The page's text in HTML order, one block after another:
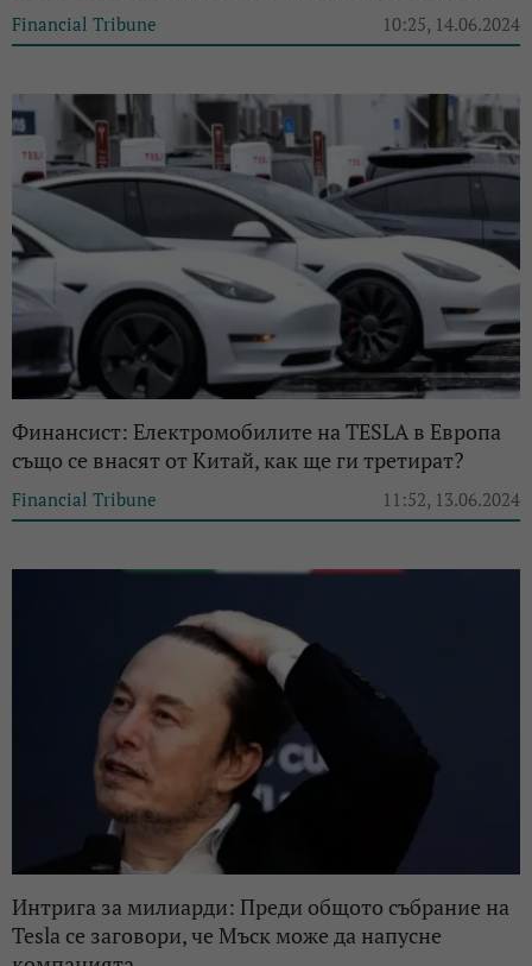
Financial Tribune 10:25, 14.06.2024
Финансист: Електромобилите на TESLA в Европа
също се внасят от Китай, как ще ги третират?
Financial Tribune 11:52, 13.06.2024
Интрига за милиарди: Преди общото събрание на
Tesla се заговори, че Мъск може да напусне